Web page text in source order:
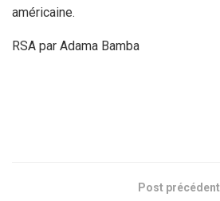
américaine.
RSA par Adama Bamba
Post précédent